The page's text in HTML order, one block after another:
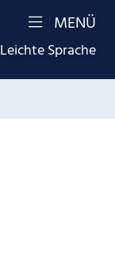
Leichte Sprache
MENÜ